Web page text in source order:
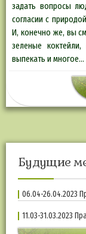
задать вопросы
согласии с
И, конечно же, вы
зеленые
выпекать и многое…
Будущие